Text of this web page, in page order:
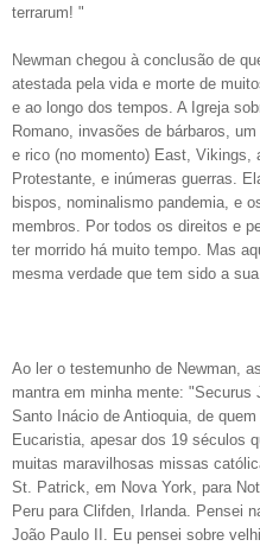
terrarum! "
Newman chegou à conclusão de
atestada pela vida e morte de
e ao longo dos tempos. A Igreja
Romano, invasões de bárbaros,
e rico (no momento) East, Vikings,
Protestante, e inúmeras guerras.
bispos, nominalismo pandemia, e
membros. Por todos os direitos e
ter morrido há muito tempo. Mas
mesma verdade que tem sido a
Ao ler o testemunho de Newman,
mantra em minha mente: "Securus
Santo Inácio de Antioquia, de
Eucaristia, apesar dos 19 séculos
muitas maravilhosas missas
St. Patrick, em Nova York, para
Peru para Clifden, Irlanda. Pensei
João Paulo II. Eu pensei sobre